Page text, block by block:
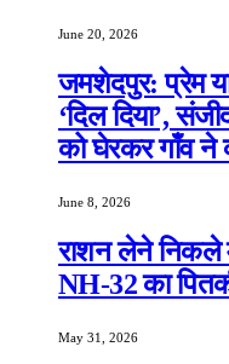
June 20, 2026
जमशेदपुर: प्रेम या
‘दिल दिया’,
को घेरकर गाँव ने
June 8, 2026
राशन लेने निकले
NH-32 का
May 31, 2026